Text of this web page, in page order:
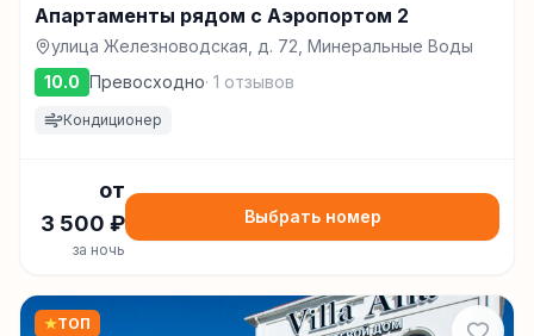
Апартаменты рядом с Аэропортом 2
улица Железноводская, д. 72, Минеральные Воды
10.0 Превосходно· 1 отзывов
Кондиционер
от
3 500 ₽
за ночь
Выбрать номер
★ТОП